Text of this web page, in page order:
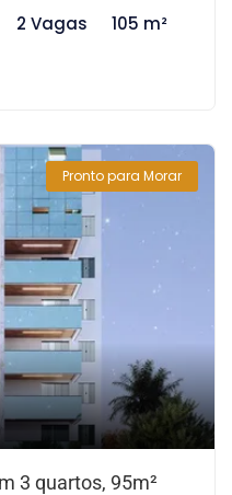
2 Vagas 105 m²
Pronto para Morar
3 quartos, 95m²